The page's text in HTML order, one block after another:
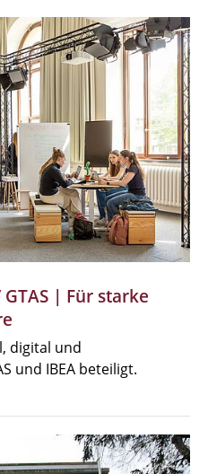
| Für starke
digital und
und IBEA beteiligt.